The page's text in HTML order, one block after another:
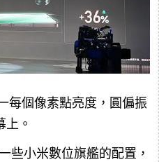
每個像素點亮度，圓偏振
上。
些小米數位旗艦的配置，